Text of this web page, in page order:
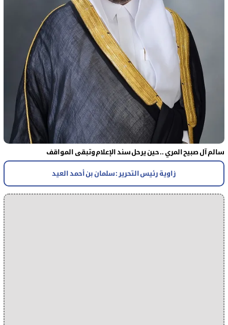
سالم آل صبيح المري .. حين يرحل سند الإعلام وتبقى المواقف
زاوية رئيس التحرير : سلمان بن أحمد العيد